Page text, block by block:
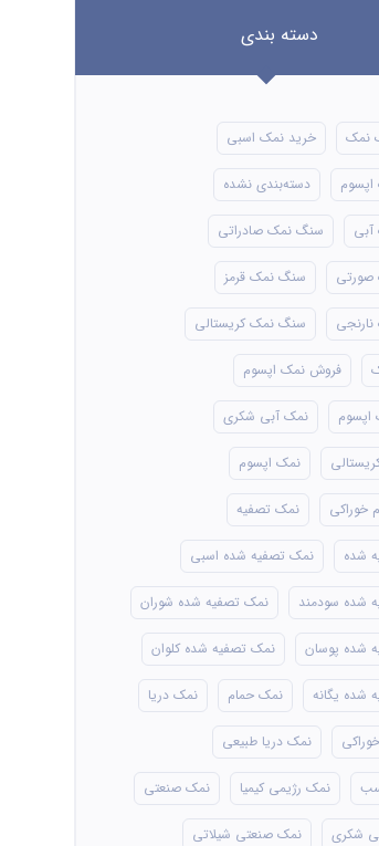
دسته بندی
نمک خرید نمک اسبی
دسته‌بندی نشده
سنگ نمک صادراتی
سنگ نمک قرمز
سنگ نمک کریستالی
فروش نمک اپسوم
نمک آبی شکری
نمک اپسوم
خوراکی نمک تصفیه
شده نمک تصفیه شده اسبی
شده سودمند نمک تصفیه شده شوران
شده پوسان نمک تصفیه شده کلوان
شده یگانه نمک حمام نمک دریا
نمک دریا طبیعی
نمک رژیمی کیمیا نمک صنعتی
شکری نمک صنعتی شیلاتی